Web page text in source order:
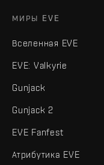
МИРЫ EVE
Вселенная EVE
EVE: Valkyrie
Gunjack
Gunjack 2
EVE Fanfest
Атрибутика EVE